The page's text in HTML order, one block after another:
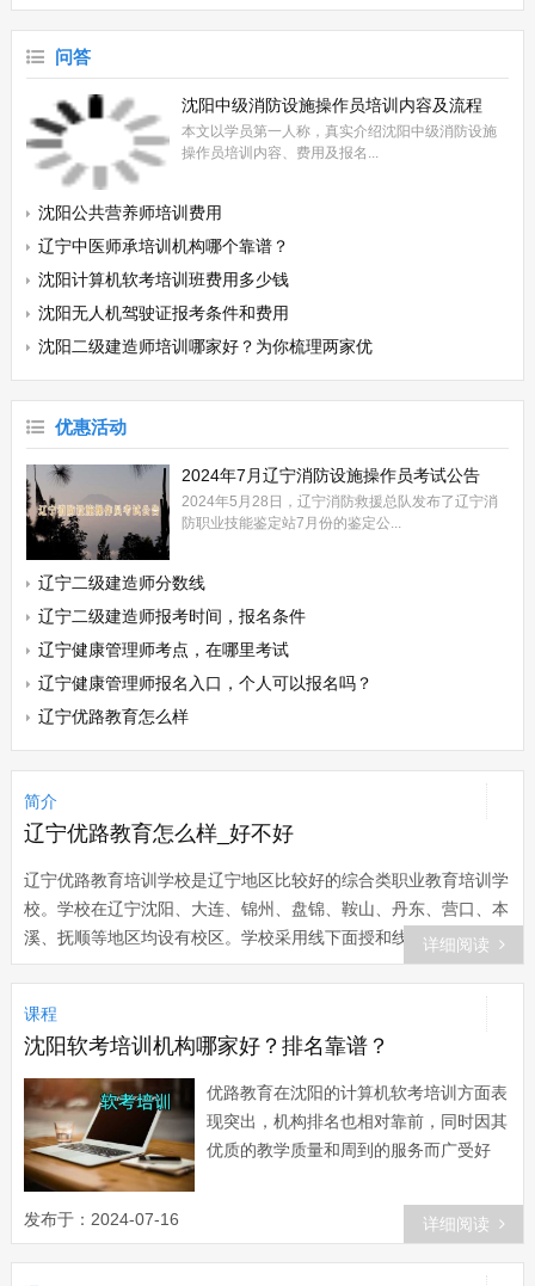
问答
沈阳中级消防设施操作员培训内容及流程
本文以学员第一人称，真实介绍沈阳中级消防设施
操作员培训内容、费用及报名...
沈阳公共营养师培训费用
辽宁中医师承培训机构哪个靠谱？
沈阳计算机软考培训班费用多少钱
沈阳无人机驾驶证报考条件和费用
沈阳二级建造师培训哪家好？为你梳理两家优
优惠活动
2024年7月辽宁消防设施操作员考试公告
2024年5月28日，辽宁消防救援总队发布了辽宁消
防职业技能鉴定站7月份的鉴定公...
辽宁二级建造师分数线
辽宁二级建造师报考时间，报名条件
辽宁健康管理师考点，在哪里考试
辽宁健康管理师报名入口，个人可以报名吗？
辽宁优路教育怎么样
简介
辽宁优路教育怎么样_好不好
辽宁优路教育培训学校是辽宁地区比较好的综合类职业教育培训学
校。学校在辽宁沈阳、大连、锦州、盘锦、鞍山、丹东、营口、本
溪、抚顺等地区均设有校区。学校采用线下面授和线上网络相结合
的模式，将录播+直播+面授进一步融合，并结合智能技术，采用三
维实景和3D仿真模拟教学。欢迎广大朋友前来我校参观学习。 自
成立以来，不断强化师资队伍建设，打造精品课程，深化属地教学
管理和一对一个性化服务。为学员提供政策咨询、教学辅导、学习
规划、备考答疑、 就业指导等在内的一站式服务，教学服务体系
日臻完善。 主要培训课程 建工类：一、二级建造师、一、二级造
价工程师、监理工程师、咨询工程师、环评工程师、BIM； 消安
类：一、二级消防工程师、注册安全工程师； 医卫类：健康管理
师、执业药师、心理咨询师、营养师； 教师类：教师资格证、教
师招聘考试、特岗教师考试； 财经类：初中级经济师、初中级会
详细阅读
课程
沈阳软考培训机构哪家好？排名靠谱？
优路教育在沈阳的计算机软考培训方面表
现突出，机构排名也相对靠前，同时因其
优质的教学质量和周到的服务而广受好
发布于：2024-07-16 详细阅读